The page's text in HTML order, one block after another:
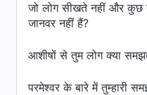
जो लोग सीखते नहीं और कुछ
जानवर नहीं हैं?
आशीषों से तुम लोग क्या
परमेश्वर के बारे में तुम्हारी